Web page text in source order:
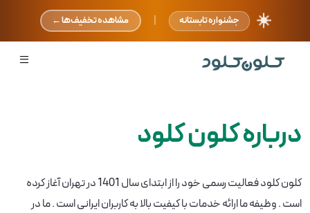
☀️ جشنواره تابستانه مشاهده تخفیف‌ها ←
درباره کلون کلود
کلون کلود فعالیت رسمی خود را از ابتدای سال 1401 در تهران آغاز کرده
است . وظیفه ما ارائه خدمات با کیفیت بالا به کاربران ایرانی است . ما در